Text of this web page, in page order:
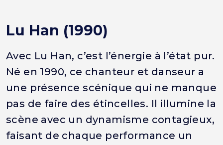
Lu Han (1990)
Avec Lu Han, c’est l’énergie à l’état pur.
Né en 1990, ce chanteur et danseur a
une présence scénique qui ne manque
pas de faire des étincelles. Il illumine la
scène avec un dynamisme contagieux,
faisant de chaque performance un